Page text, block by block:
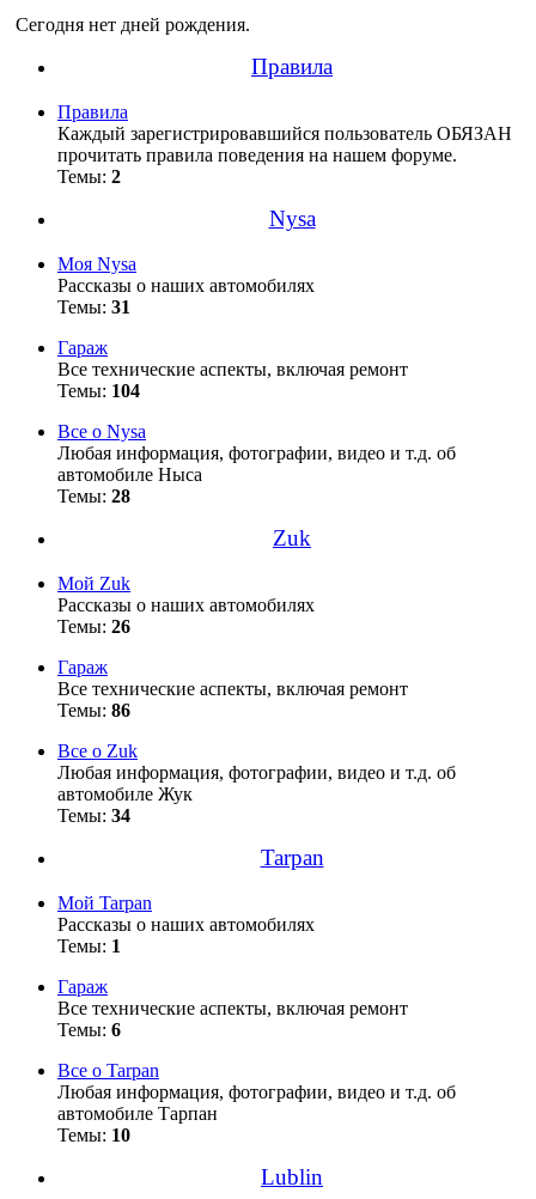
Сегодня нет дней рождения.
Правила
Правила
Каждый зарегистрировавшийся пользователь ОБЯЗАН
прочитать правила поведения на нашем форуме.
Темы: 2
Nysa
Моя Nysa
Рассказы о наших автомобилях
Темы: 31
Гараж
Все технические аспекты, включая ремонт
Темы: 104
Все о Nysa
Любая информация, фотографии, видео и т.д. об
автомобиле Ныса
Темы: 28
Zuk
Мой Zuk
Рассказы о наших автомобилях
Темы: 26
Гараж
Все технические аспекты, включая ремонт
Темы: 86
Все о Zuk
Любая информация, фотографии, видео и т.д. об
автомобиле Жук
Темы: 34
Tarpan
Мой Tarpan
Рассказы о наших автомобилях
Темы: 1
Гараж
Все технические аспекты, включая ремонт
Темы: 6
Все о Tarpan
Любая информация, фотографии, видео и т.д. об
автомобиле Тарпан
Темы: 10
Lublin